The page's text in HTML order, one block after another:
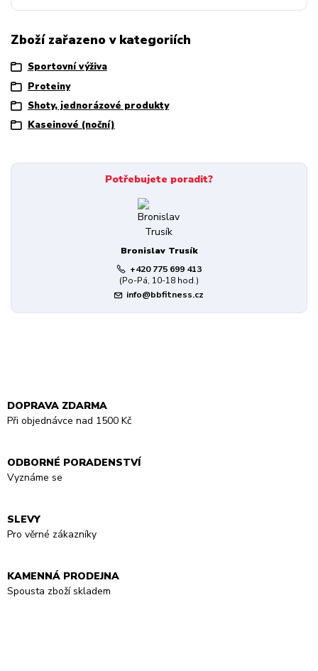
Zboží zařazeno v kategoriích
Sportovní výživa
Proteiny
Shoty, jednorázové produkty
Kaseinové (noční)
Potřebujete poradit?
Bronislav Trusík
+420 775 699 413
(Po-Pá, 10-18 hod.)
info@bbfitness.cz
DOPRAVA ZDARMA
Při objednávce nad 1500 Kč
ODBORNÉ PORADENSTVÍ
Vyznáme se
SLEVY
Pro věrné zákazníky
KAMENNÁ PRODEJNA
Spousta zboží skladem